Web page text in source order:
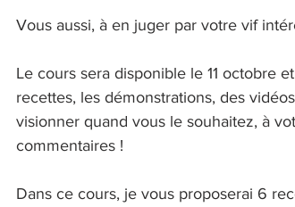
Vous aussi, à en juger par votre vif
Le cours sera disponible le 11 octobre
recettes, les démonstrations, des
visionner quand vous le souhaitez, à
commentaires !
Dans ce cours, je vous proposerai 6